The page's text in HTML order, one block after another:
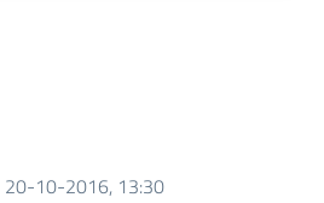
20-10-2016, 13:30